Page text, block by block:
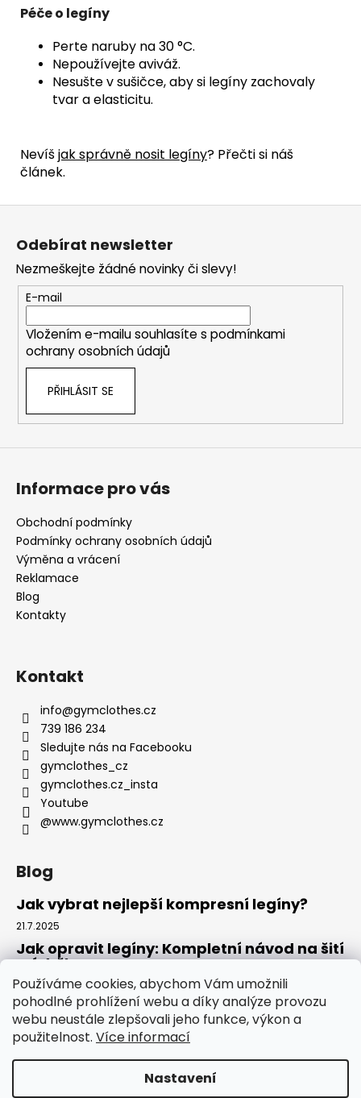
Používáme cookies, abychom Vám umožnili
pohodlné prohlížení webu a díky analýze provozu
webu neustále zlepšovali jeho funkce, výkon a
použitelnost. Více informací
Nastavení
Péče o legíny
Perte naruby na 30 °C.
Nepoužívejte aviváž.
Nesušte v sušičce, aby si legíny zachovaly
tvar a elasticitu.
Nevíšjak správně nosit legíny? Přečti si náš
článek.
Odebírat newsletter
Nezmeškejte žádné novinky či slevy!
E-mail
Vložením e-mailu souhlasíte s podmínkami
ochrany osobních údajů
PŘIHLÁSIT SE
Informace pro vás
Obchodní podmínky
Podmínky ochrany osobních údajů
Výměna a vrácení
Reklamace
Blog
Kontakty
Kontakt
info@gymclothes.cz
739 186 234
Sledujte nás na Facebooku
gymclothes_cz
gymclothes.cz_insta
Youtube
@www.gymclothes.cz
Blog
Jak vybrat nejlepší kompresní legíny?
21.7.2025
Jak opravit legíny: Kompletní návod na šití
a údržbu
14.7.2025
Kde koupit legíny: Komplexní návod pro
rok 2025
4.7.2025